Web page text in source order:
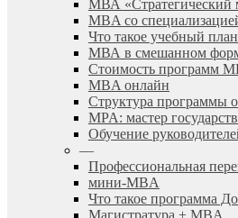
МВА «Cтратегический
MBA со
Что такое учебный
МВА в смешанном
Стоимость программ
MBA онлайн
Cтруктура программы
MPA: мастер
Обучение
—
Профессиональная
мини-MBA
Что такое программа
Магистратура + MBA